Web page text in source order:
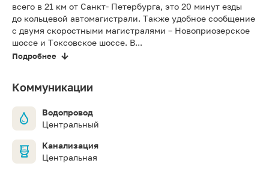
всего в 21 км от Санкт- Петербурга, это 20 минут езды
до кольцевой автомагистрали. Также удобное сообщение
с двумя скоростными магистралями – Новоприозерское
шоссе и Токсовское шоссе. В...
Подробнее
Коммуникации
Водопровод
Центральный
Канализация
Центральная